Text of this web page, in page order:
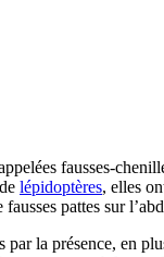
fausses-
lépidoptères, elles
pattes sur
la présence, en